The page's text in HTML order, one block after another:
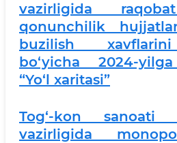
vazirligida
qonunchilik
buzilish
bo‘yicha 2024-
“Yo‘l xaritasi”
Tog‘-kon sanoati
vazirligida